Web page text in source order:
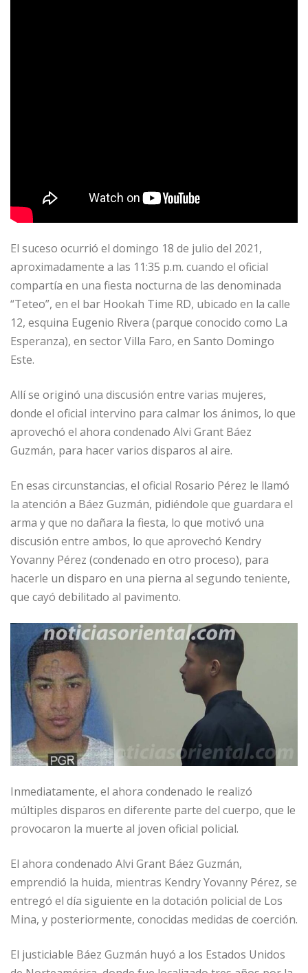
El suceso ocurrió el domingo 18 de julio del 2021,
aproximadamente a las 11:35 p.m. cuando el oficial
compartía en una fiesta nocturna de las denominada
“Teteo”, en el bar Hookah Time RD, ubicado en la calle
12, esquina Eugenio Rivera (parque conocido como La
Esperanza), en sector Villa Faro, en Santo Domingo
Este.
Allí se originó una discusión entre varias mujeres,
donde el oficial intervino para calmar los ánimos, lo que
aprovechó el ahora condenado Alvi Grant Báez
Guzmán, para hacer varios disparos al aire.
En esas circunstancias, el oficial Rosario Pérez le llamó
la atención a Báez Guzmán, pidiéndole que guardara el
arma y que no dañara la fiesta, lo que motivó una
discusión entre ambos, lo que aprovechó Kendry
Yovanny Pérez (condenado en otro proceso), para
hacerle un disparo en una pierna al segundo teniente,
que cayó debilitado al pavimento.
Inmediatamente, el ahora condenado le realizó
múltiples disparos en diferente parte del cuerpo, que le
provocaron la muerte al joven oficial policial.
El ahora condenado Alvi Grant Báez Guzmán,
emprendió la huida, mientras Kendry Yovanny Pérez, se
entregó el día siguiente en la dotación policial de Los
Mina, y posteriormente, conocidas medidas de coerción.
El justiciable Báez Guzmán huyó a los Estados Unidos